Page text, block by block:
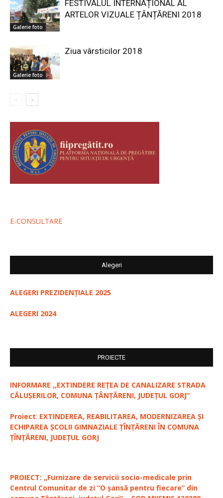
Galerie foto
FESTIVALUL INTERNAȚIONAL AL
ARTELOR VIZUALE ȚÂNȚĂRENI 2018
Galerie foto
Ziua vârsticilor 2018
E-CONSULTARE
Alegeri
ALEGERI PREZIDENȚIALE 2025
ALEGERI 2024
PROIECTE
INFORMARE ,,EXTINDERE REȚEA DE CANALIZARE STRADA
CĂLUȘERILOR, COMUNA ȚÂNȚĂRENI, JUDEȚUL GORJ”
Proiect: EXTINDEREA, REABILITAREA, MODERNIZAREA ȘI
ECHIPAREA ȘCOLII GIMNAZIALE ȚÎNȚĂRENI ÎN COMUNA
ȚÎNȚĂRENI, JUDEȚUL GORJ
PROIECT: „Furnizare de servicii socio-medicale prin
Centrul Comunitar de zi “O șansă pentru fiecare” din